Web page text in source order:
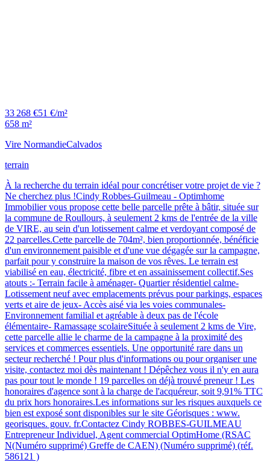
33 268 €51 €/m²
658 m²
Vire NormandieCalvados
terrain
À la recherche du terrain idéal pour concrétiser votre projet de vie ?
Ne cherchez plus !Cindy Robbes-Guilmeau - Optimhome
Immobilier vous propose cette belle parcelle prête à bâtir, située sur
la commune de Roullours, à seulement 2 kms de l'entrée de la ville
de VIRE, au sein d'un lotissement calme et verdoyant composé de
22 parcelles.Cette parcelle de 704m², bien proportionnée, bénéficie
d'un environnement paisible et d'une vue dégagée sur la campagne,
parfait pour y construire la maison de vos rêves. Le terrain est
viabilisé en eau, électricité, fibre et en assainissement collectif.Ses
atouts :- Terrain facile à aménager- Quartier résidentiel calme-
Lotissement neuf avec emplacements prévus pour parkings, espaces
verts et aire de jeux- Accès aisé via les voies communales-
Environnement familial et agréable à deux pas de l'école
élémentaire- Ramassage scolaireSituée à seulement 2 kms de Vire,
cette parcelle allie le charme de la campagne à la proximité des
services et commerces essentiels. Une opportunité rare dans un
secteur recherché ! Pour plus d'informations ou pour organiser une
visite, contactez moi dès maintenant ! Dépêchez vous il n'y en aura
pas pour tout le monde ! 19 parcelles on déjà trouvé preneur ! Les
honoraires d'agence sont à la charge de l'acquéreur, soit 9,91% TTC
du prix hors honoraires.Les informations sur les risques auxquels ce
bien est exposé sont disponibles sur le site Géorisques : www.
georisques. gouv. fr.Contactez Cindy ROBBES-GUILMEAU
Entrepreneur Individuel, Agent commercial OptimHome (RSAC
N(Numéro supprimé) Greffe de CAEN) (Numéro supprimé) (réf.
586121 )